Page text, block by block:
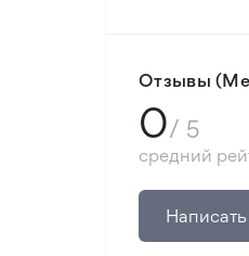
Отзывы
0/ 5
средний